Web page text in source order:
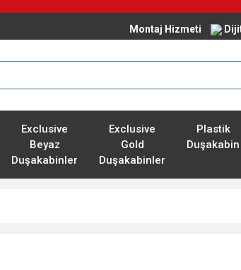
Montaj Hizmeti
Exclusive
Beyaz
Duşakabinler
Exclusive
Gold
Duşakabinler
Plastik
Duşakabin